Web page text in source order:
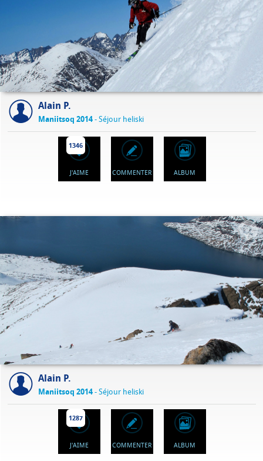
Alain P.
Maniitsoq 2014- Séjour heliski
1346
J'AIME COMMENTER ALBUM
Alain P.
Maniitsoq 2014- Séjour heliski
1287
J'AIME COMMENTER ALBUM